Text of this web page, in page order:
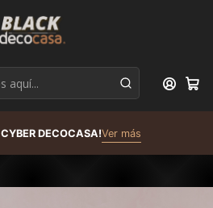
CYBER DECOCASA!Ver más